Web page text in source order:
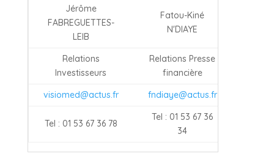
Jérôme
FABREGUETTES-
LEIB
Fatou-Kiné
N'DIAYE
Relations
Investisseurs
Relations Presse
financière
visiomed@actus.fr
fndiaye@actus.fr
Tel : 01 53 67 36 78
Tel : 01 53 67 36
34